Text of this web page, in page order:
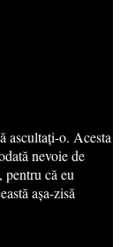
ascultați-o. Acesta
nevoie de
pentru că eu
așa-zisă